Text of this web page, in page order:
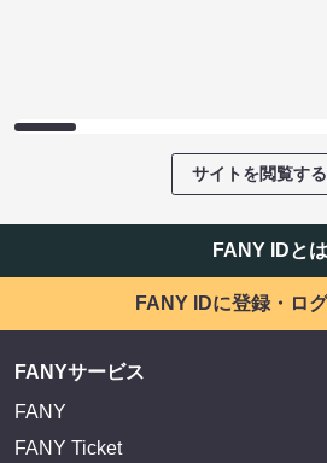
サイトを閲覧する
FANY IDとは
FANY IDに登録・ロ
FANYサービス
FANY
FANY Ticket